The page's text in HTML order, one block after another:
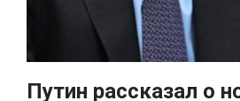
Путин рассказал о